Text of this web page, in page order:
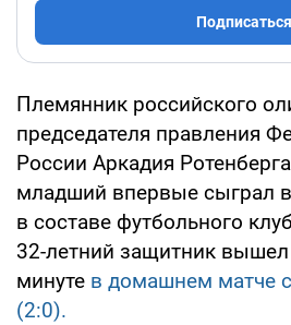
Подписаться
Племянник российского
председателя правления
России Аркадия
младший впервые сыграл
в составе футбольного
32-летний защитник
минуте в домашнем матче
(2:0).